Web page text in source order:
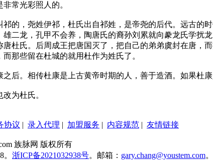
常光彩照人的。
的，尧姓伊祁，杜氏出自祁姓，是帝尧的后代。远古的
二龙，孔甲不会养，陶唐氏的裔孙刘累就向豢龙氏学扰
杜氏。后周成王把唐国灭了，把自己的弟弟虞封在唐
那些留在杜城的就用杜作为姓氏了。
后。相传杜康是上古黄帝时期的人，善于造酒。如果杜
为杜氏。
协议 | 录入代理 | 加盟服务 | 内容规范 | 友情链接
族脉网 版权所有
浙ICP备2021032938号。邮箱： gary.chang@youstem.com